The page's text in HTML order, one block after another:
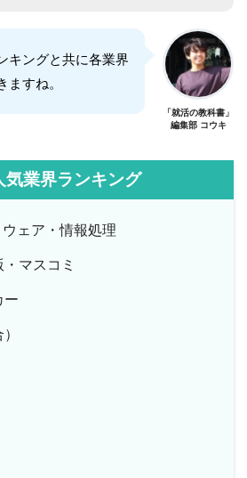
キングと共に各業界
ますね。
「就活の教科書」
編集部 コウキ
気業界ランキング
ェア・情報処理
マスコミ
ー